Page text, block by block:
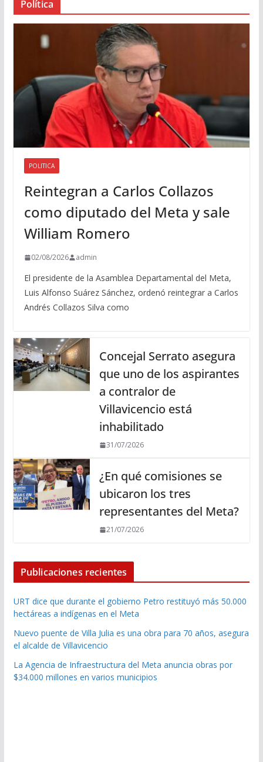
Política
POLITICA
Reintegran a Carlos Collazos
como diputado del Meta y sale
William Romero
02/08/2026 admin
El presidente de la Asamblea Departamental del Meta,
Luis Alfonso Suárez Sánchez, ordenó reintegrar a Carlos
Andrés Collazos Silva como
Concejal Serrato asegura
que uno de los aspirantes
a contralor de
Villavicencio está
inhabilitado
31/07/2026
¿En qué comisiones se
ubicaron los tres
representantes del Meta?
21/07/2026
Publicaciones recientes
URT dice que durante el gobierno Petro restituyó más 50.000
hectáreas a indígenas en el Meta
Nuevo puente de Villa Julia es una obra para 70 años, asegura
el alcalde de Villavicencio
La Agencia de Infraestructura del Meta anuncia obras por
$34.000 millones en varios municipios